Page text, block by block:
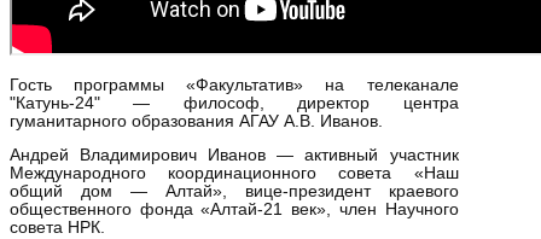
Гость программы «Факультатив» на телеканале
"Катунь-24" — философ, директор центра
гуманитарного образования АГАУ А.В. Иванов.
Андрей Владимирович Иванов — активный участник
Международного координационного совета «Наш
общий дом — Алтай», вице-президент краевого
общественного фонда «Алтай-21 век», член Научного
совета НРК.